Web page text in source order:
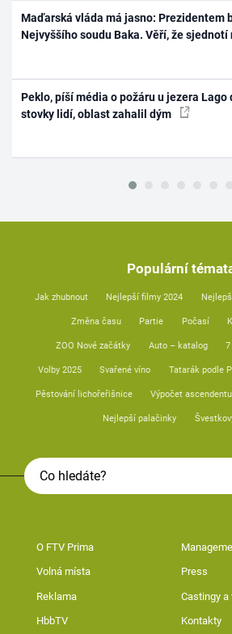
Maďarská vláda má jasno: Prezidentem
Nejvyššího soudu Baka. Věří, že sjednotí
Peklo, píší média o požáru u jezera Lago
stovky lidí, oblast zahalil dým
Populární
Jak zhubnout Nejlepší filmy 2024
Změna času Partie Počasí
ZOO Nové začátky Auto – katalog 7
Volby 2025 Svařené víno Tatarák podle
Pěstování lichořeřišnice Výpočet ascendentu
Nejlepší palačinky
O FTV Prima
Volná místa Press
Reklama Castingy a
HbbTV Kontakty